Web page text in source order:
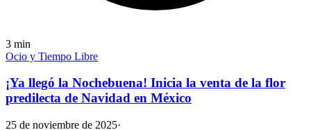
3 min
Ocio y Tiempo Libre
¡Ya llegó la Nochebuena! Inicia la venta de la flor
predilecta de Navidad en México
25 de noviembre de 2025·